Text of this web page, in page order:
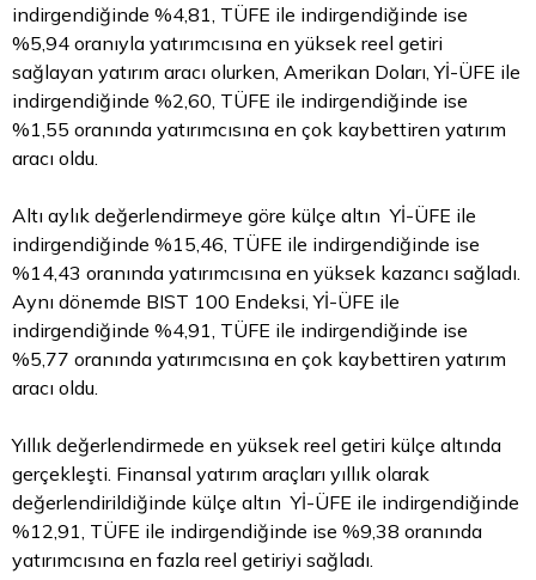
indirgendiğinde %4,81, TÜFE ile indirgendiğinde ise
%5,94 oranıyla yatırımcısına en yüksek reel getiri
sağlayan yatırım aracı olurken, Amerikan Doları, Yİ-ÜFE ile
indirgendiğinde %2,60, TÜFE ile indirgendiğinde ise
%1,55 oranında yatırımcısına en çok kaybettiren yatırım
aracı oldu.
Altı aylık değerlendirmeye göre külçe altın Yİ-ÜFE ile
indirgendiğinde %15,46, TÜFE ile indirgendiğinde ise
%14,43 oranında yatırımcısına en yüksek kazancı sağladı.
Aynı dönemde BIST 100 Endeksi, Yİ-ÜFE ile
indirgendiğinde %4,91, TÜFE ile indirgendiğinde ise
%5,77 oranında yatırımcısına en çok kaybettiren yatırım
aracı oldu.
Yıllık değerlendirmede en yüksek reel getiri külçe altında
gerçekleşti. Finansal yatırım araçları yıllık olarak
değerlendirildiğinde külçe altın Yİ-ÜFE ile indirgendiğinde
%12,91, TÜFE ile indirgendiğinde ise %9,38 oranında
yatırımcısına en fazla reel getiriyi sağladı.